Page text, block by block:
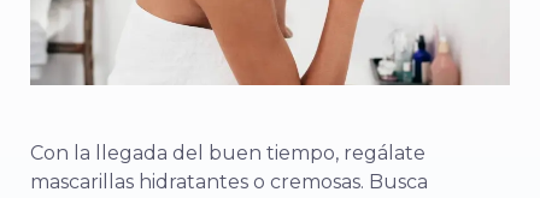
Con la llegada del buen tiempo, regálate
mascarillas hidratantes o cremosas. Busca